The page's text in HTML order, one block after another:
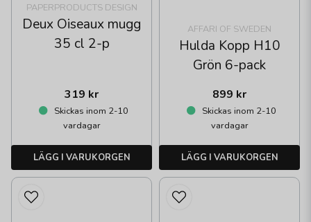
PAPERPRODUCTS DESIGN
Deux Oiseaux mugg
35 cl 2-p
319 kr
Skickas inom 2-10
vardagar
LÄGG I VARUKORGEN
AFFARI OF SWEDEN
Hulda Kopp H10
Grön 6-pack
899 kr
Skickas inom 2-10
vardagar
LÄGG I VARUKORGEN